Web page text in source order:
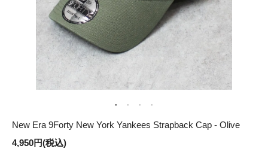
New Era 9Forty New York Yankees Strapback Cap - Olive
4,950円(税込)